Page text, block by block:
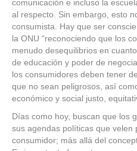
comunicación e incluso la
al respecto. Sin embargo, esto
consumista. Hay que ser
la ONU “reconociendo que los
menudo desequilibrios en
de educación y poder de
los consumidores deben tener
que no sean peligrosos, así
económico y social justo,
Días como hoy, buscan que los
sus agendas políticas que velen
consumidor; más allá del